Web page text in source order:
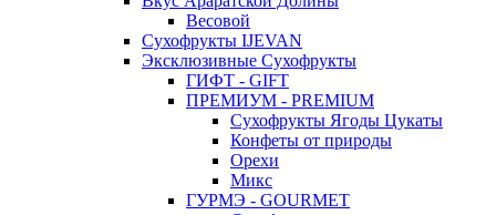
Весовой
Сухофрукты IJEVAN
Эксклюзивные Сухофрукты
ГИФТ - GIFT
ПРЕМИУМ - PREMIUM
Сухофрукты Ягоды Цукаты
Конфеты от природы
Орехи
Микс
ГУРМЭ - GOURMET